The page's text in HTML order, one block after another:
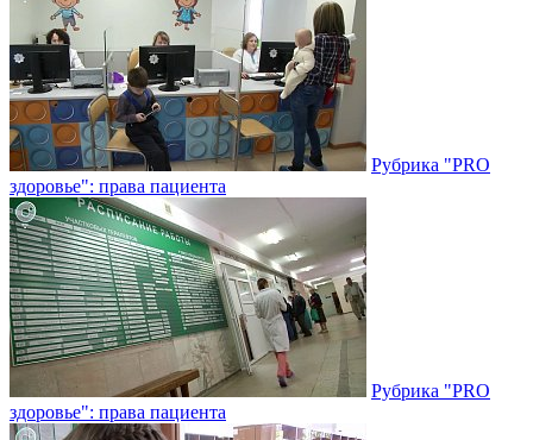
Рубрика "PRO
здоровье": права пациента
Рубрика "PRO
здоровье": права пациента